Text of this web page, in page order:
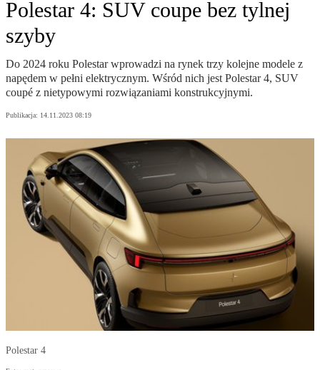
Polestar 4: SUV coupe bez tylnej
szyby
Do 2024 roku Polestar wprowadzi na rynek trzy kolejne modele z
napędem w pełni elektrycznym. Wśród nich jest Polestar 4, SUV
coupé z nietypowymi rozwiązaniami konstrukcyjnymi.
Publikacja: 14.11.2023 08:19
Polestar 4